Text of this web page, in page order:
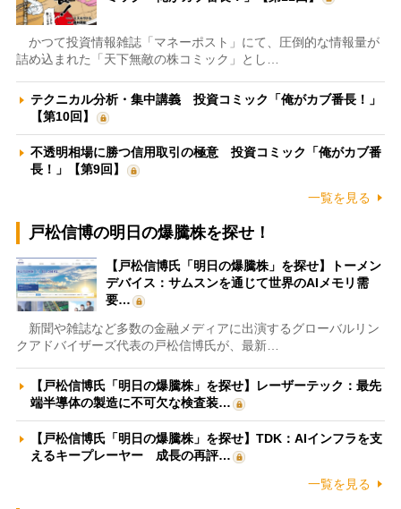
かつて投資情報雑誌「マネーポスト」にて、圧倒的な情報量が
詰め込まれた「天下無敵の株コミック」とし…
テクニカル分析・集中講義 投資コミック「俺がカブ番長！」
【第10回】
不透明相場に勝つ信用取引の極意 投資コミック「俺がカブ番
長！」【第9回】
一覧を見る
戸松信博の明日の爆騰株を探せ！
【戸松信博氏「明日の爆騰株」を探せ】トーメン
デバイス：サムスンを通じて世界のAIメモリ需
要…
新聞や雑誌など多数の金融メディアに出演するグローバルリン
クアドバイザーズ代表の戸松信博氏が、最新…
【戸松信博氏「明日の爆騰株」を探せ】レーザーテック：最先
端半導体の製造に不可欠な検査装…
【戸松信博氏「明日の爆騰株」を探せ】TDK：AIインフラを支
えるキープレーヤー 成長の再評…
一覧を見る